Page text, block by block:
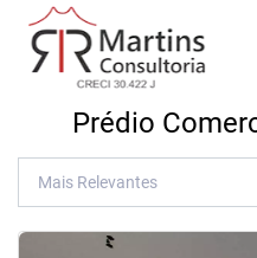
Prédio
<